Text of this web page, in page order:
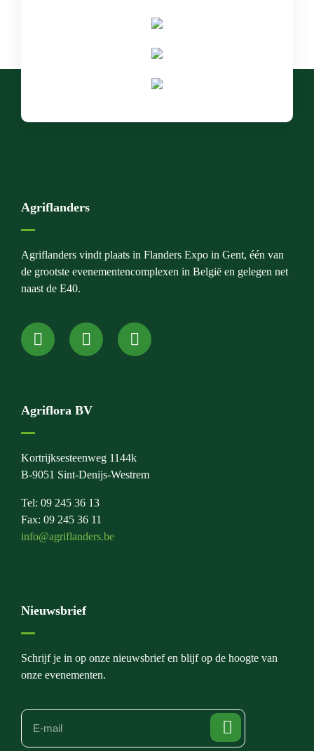
Agriflanders
Agriflanders vindt plaats in Flanders Expo in Gent, één van
de grootste evenementencomplexen in België en gelegen net
naast de E40.
Agriflora BV
Kortrijksesteenweg 1144k
B-9051 Sint-Denijs-Westrem
Tel: 09 245 36 13
Fax: 09 245 36 11
info@agriflanders.be
Nieuwsbrief
Schrijf je in op onze nieuwsbrief en blijf op de hoogte van
onze evenementen.